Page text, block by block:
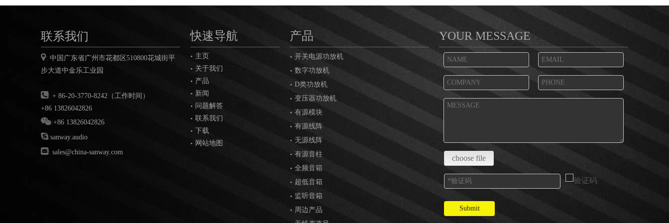
联系我们
: 中国广东省广州市花都区510800花城街平
步大道中金乐工业园
: + 86-20-3770-8242（工作时间）
+86 13826042826
:+86 13826042826
:sanway.audio
: sales@china-sanway.com
快速导航
主页
关于我们
产品
新闻
问题解答
联系我们
下载
网站地图
产品
开关电源功放机
数字功放机
D类功放机
变压器功放机
有源模块
有源线阵
无源线阵
有源音柱
全频音箱
超低音箱
监听音箱
周边产品
YOUR MESSAGE
choose file
Submit